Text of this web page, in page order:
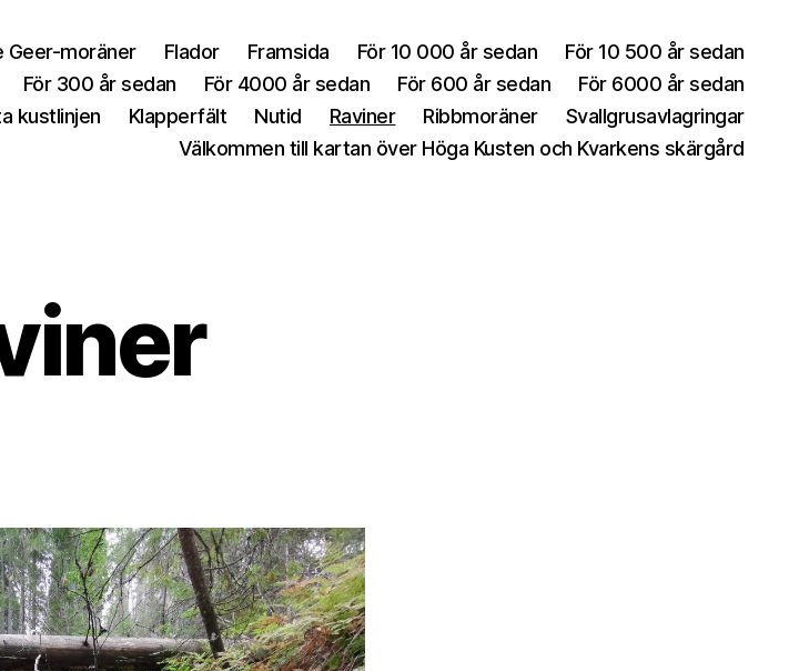
Geer-moräner Flador Framsida För 10 000 år sedan
För 10 500 år sedan
För 300 år sedan För 4000 år sedan För 600 år sedan
För 6000 år sedan
kustlinjen Klapperfält Nutid Raviner Ribbmoräner
Svallgrusavlagringar
Välkommen till kartan över Höga Kusten och Kvarkens skärgård